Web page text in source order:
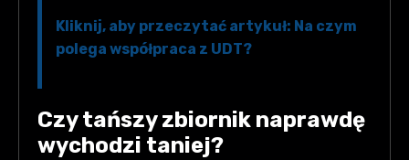
Kliknij, aby przeczytać artykuł: Na czym
polega współpraca z UDT?
Czy tańszy zbiornik naprawdę
wychodzi taniej?